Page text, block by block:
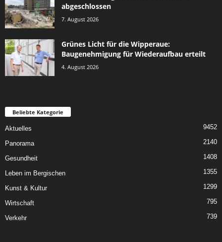
abgeschlossen
7. August 2026
Grünes Licht für die Wipperaue:
Baugenehmigung für Wiederaufbau erteilt
4. August 2026
Beliebte Kategorie
Aktuelles 9452
Panorama 2140
Gesundheit 1408
Leben im Bergischen 1355
Kunst & Kultur 1299
Wirtschaft 795
Verkehr 739